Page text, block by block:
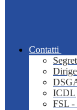
Contatti
ICDL
FSL -